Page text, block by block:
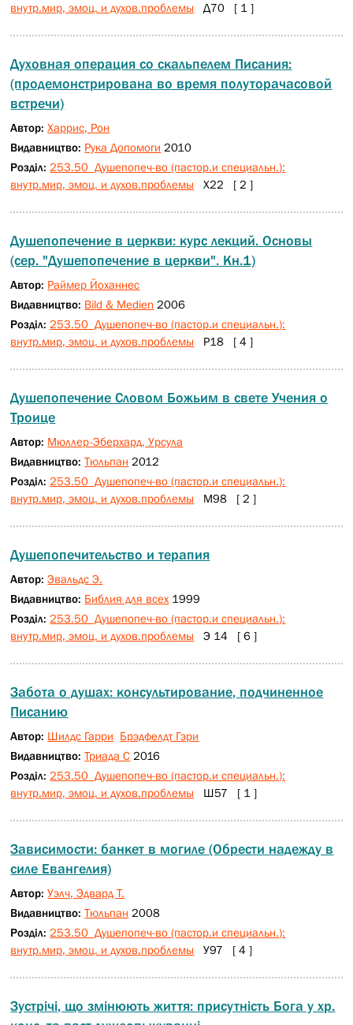
внутр.мир, эмоц. и духов.проблемы Д70 [ 1 ]
Духовная операция со скальпелем Писания:
(продемонстрирована во время полуторачасовой
встречи)
Автор:Харрис, Рон
Видавництво: Рука Допомоги 2010
Розділ: 253.50 Душепопеч-во (пастор.и специальн.):
внутр.мир, эмоц. и духов.проблемы Х22 [ 2 ]
Душепопечение в церкви: курс лекций. Основы
(сер. "Душепопечение в церкви". Кн.1)
Автор: Раймер Йоханнес
Видавництво: Bild & Medien 2006
Розділ: 253.50 Душепопеч-во (пастор.и специальн.):
внутр.мир, эмоц. и духов.проблемы Р18 [ 4 ]
Душепопечение Словом Божьим в свете Учения о
Троице
Автор: Мюллер-Эберхард, Урсула
Видавництво:Тюльпан 2012
Розділ: 253.50 Душепопеч-во (пастор.и специальн.):
внутр.мир, эмоц. и духов.проблемы М98 [ 2 ]
Душепопечительство и терапия
Автор:Эвальдс Э.
Видавництво: Библия для всех 1999
Розділ: 253.50 Душепопеч-во (пастор.и специальн.):
внутр.мир, эмоц. и духов.проблемы Э 14 [ 6 ]
Забота о душах: консультирование, подчиненное
Писанию
Автор: Шилдс Гарри Брэдфелдт Гэри
Видавництво:Триада С 2016
Розділ: 253.50 Душепопеч-во (пастор.и специальн.):
внутр.мир, эмоц. и духов.проблемы Ш57 [ 1 ]
Зависимости: банкет в могиле (Обрести надежду в
силе Евангелия)
Автор:Уэлч, Эдвард Т.
Видавництво:Тюльпан 2008
Розділ: 253.50 Душепопеч-во (пастор.и специальн.):
внутр.мир, эмоц. и духов.проблемы У97 [ 4 ]
Зустрічі, що змінюють життя: присутність Бога у хр.